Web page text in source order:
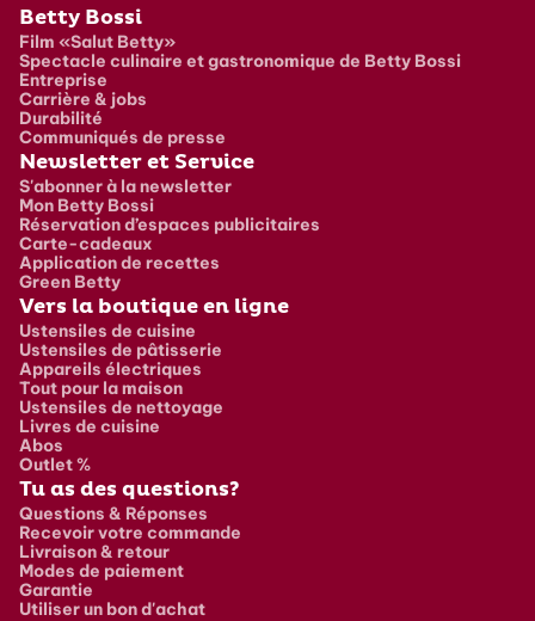
Pied de page
Betty Bossi
Film «Salut Betty»
Spectacle culinaire et gastronomique de Betty Bossi
Entreprise
Carrière & jobs
Durabilité
Communiqués de presse
Newsletter et Service
S'abonner à la newsletter
Mon Betty Bossi
Réservation d’espaces publicitaires
Carte-cadeaux
Application de recettes
Green Betty
Vers la boutique en ligne
Ustensiles de cuisine
Ustensiles de pâtisserie
Appareils électriques
Tout pour la maison
Ustensiles de nettoyage
Livres de cuisine
Abos
Outlet %
Tu as des questions?
Questions & Réponses
Recevoir votre commande
Livraison & retour
Modes de paiement
Garantie
Utiliser un bon d'achat